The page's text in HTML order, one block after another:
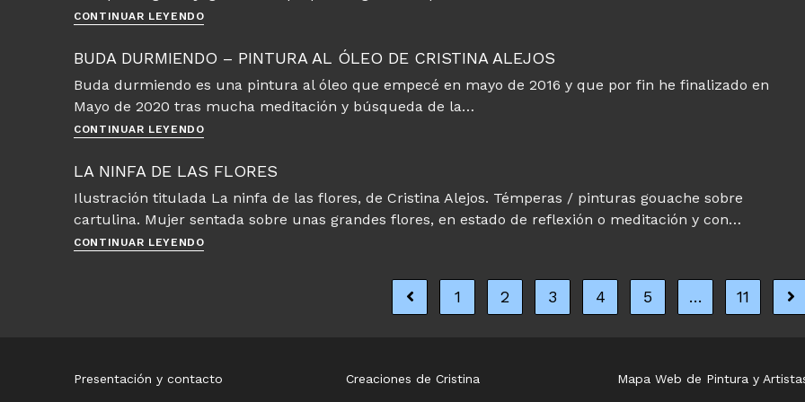
CONTINUAR LEYENDOCristina
BUDA DURMIENDO – PINTURA AL ÓLEO DE CRISTINA ALEJOS
Buda durmiendo es una pintura al óleo que empecé en mayo de 2016 y que por fin he finalizado en
Mayo de 2020 tras mucha meditación y búsqueda de la…
CONTINUAR LEYENDOBuda
–
al
óleo
de
LA NINFA DE LAS FLORES
Ilustración titulada La ninfa de las flores, de Cristina Alejos. Témperas / pinturas gouache sobre
cartulina. Mujer sentada sobre unas grandes flores, en estado de reflexión o meditación y con…
CONTINUAR LEYENDOLa
Ir a la página anterior
1 2 3 4 5 … 11 Ir
Presentación y contacto Creaciones de Cristina Mapa Web de Pintura y